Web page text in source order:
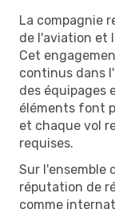
La compagnie
de l'aviation et
Cet
continus dans
des équipages
éléments font
et chaque vol
requises.
Sur l'ensemble
réputation de
comme